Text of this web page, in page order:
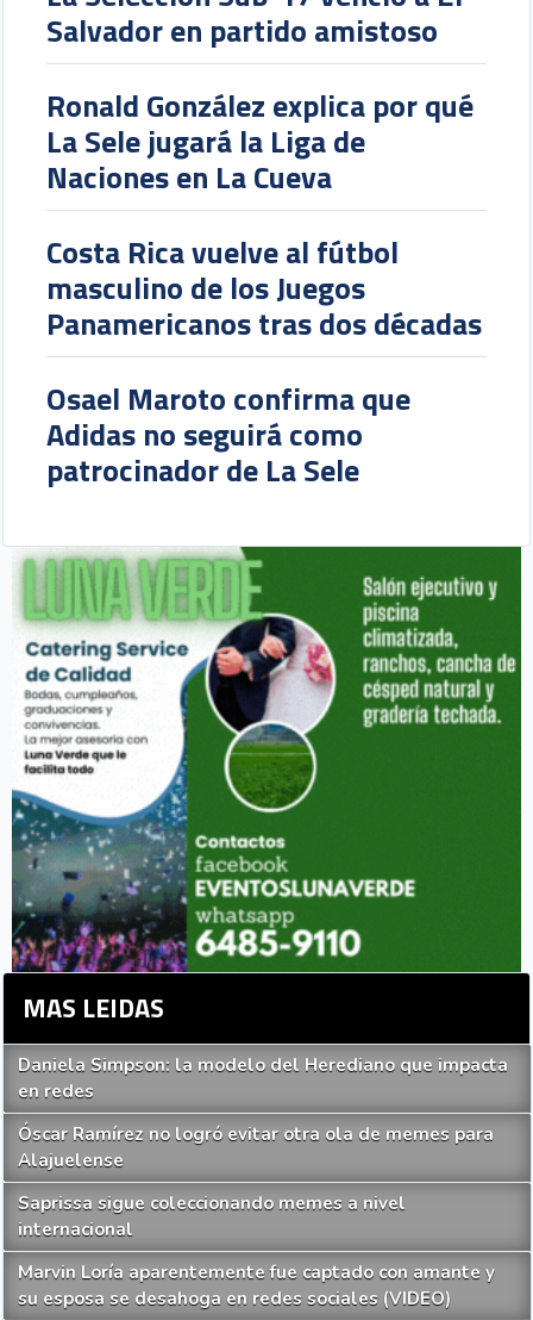
Salvador en partido amistoso
Ronald González explica por qué
La Sele jugará la Liga de
Naciones en La Cueva
Costa Rica vuelve al fútbol
masculino de los Juegos
Panamericanos tras dos décadas
Osael Maroto confirma que
Adidas no seguirá como
patrocinador de La Sele
MAS LEIDAS
Daniela Simpson: la modelo del Herediano que impacta
en redes
Óscar Ramírez no logró evitar otra ola de memes para
Alajuelense
Saprissa sigue coleccionando memes a nivel
internacional
Marvin Loría aparentemente fue captado con amante y
su esposa se desahoga en redes sociales (VIDEO)